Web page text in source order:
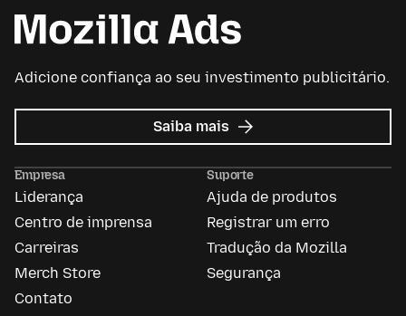
Adicione confiança ao seu investimento publicitário.
Saiba mais sobre
Mozilla
Empresa
Liderança
Centro de imprensa
Carreiras
Merch Store
Contato
Suporte
Ajuda de produtos
Registrar um erro
Tradução da Mozilla
Segurança